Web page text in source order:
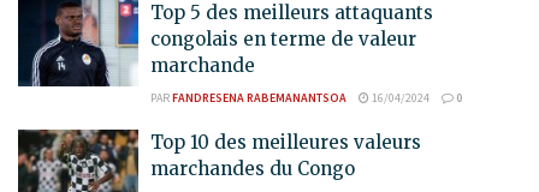
Top 5 des meilleurs attaquants
congolais en terme de valeur
marchande
PARFANDRESENA RABEMANANTSOA 16/04/2024 0
Top 10 des meilleures valeurs
marchandes du Congo